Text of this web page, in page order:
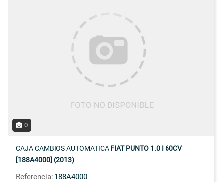
0
CAJA CAMBIOS AUTOMATICA FIAT PUNTO 1.0 I 60CV
[188A4000] (2013)
Referencia: 188A4000